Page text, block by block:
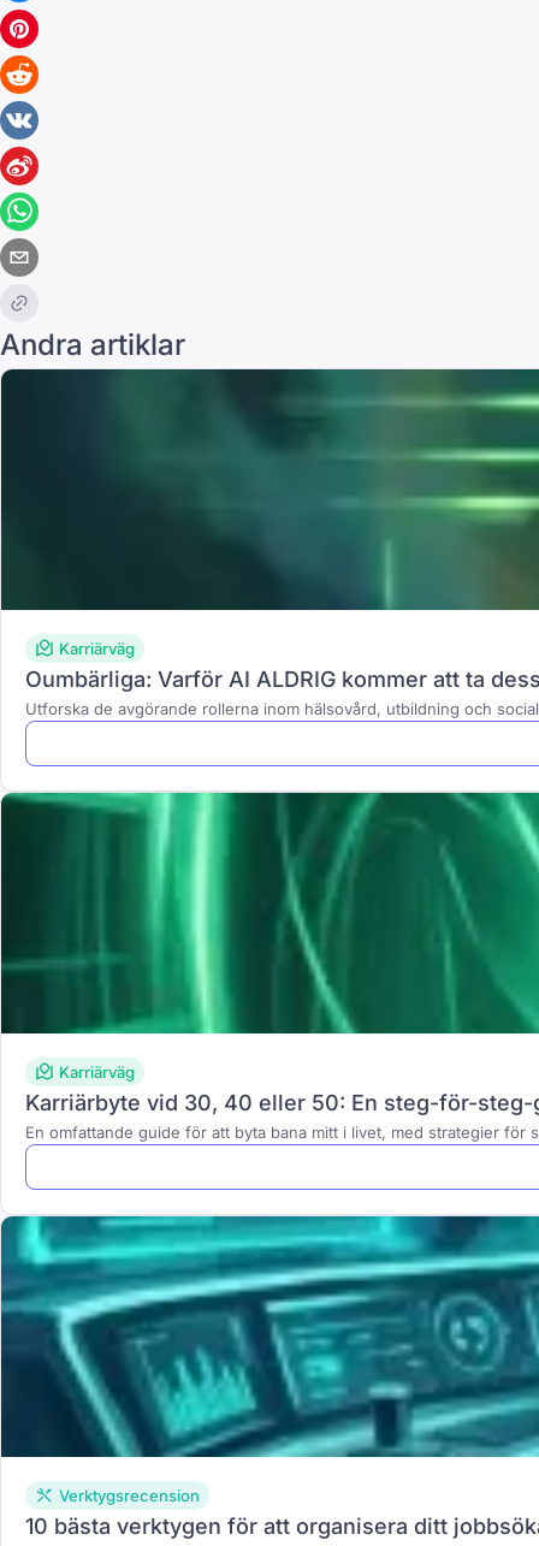
Andra artiklar
Karriärväg
Oumbärliga: Varför AI ALDRIG kommer att ta
Utforska de avgörande rollerna inom hälsovård, utbildning och
Karriärväg
Karriärbyte vid 30, 40 eller 50: En steg-för-
En omfattande guide för att byta bana mitt i livet, med strategier
Verktygsrecension
10 bästa verktygen för att organisera ditt